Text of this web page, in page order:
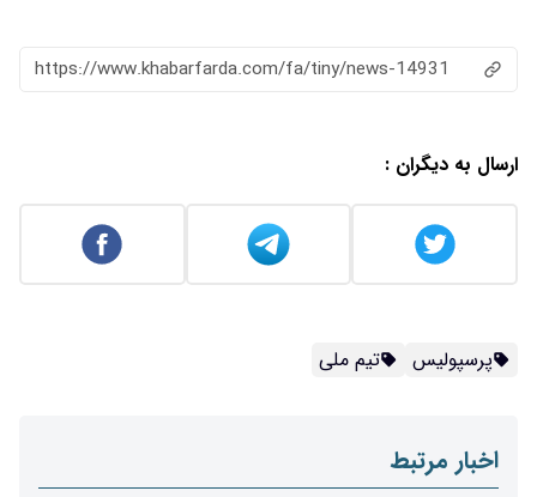
https://www.khabarfarda.com/fa/tiny/news-14931
ارسال به دیگران :
پرسپولیس تیم ملی
اخبار مرتبط